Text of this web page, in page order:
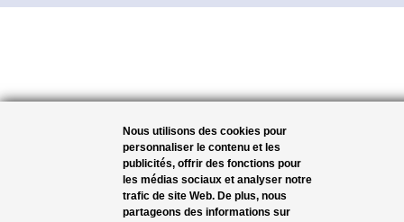
Nous utilisons des cookies pour
personnaliser le contenu et les
publicités, offrir des fonctions pour
les médias sociaux et analyser notre
trafic de site Web. De plus, nous
partageons des informations sur